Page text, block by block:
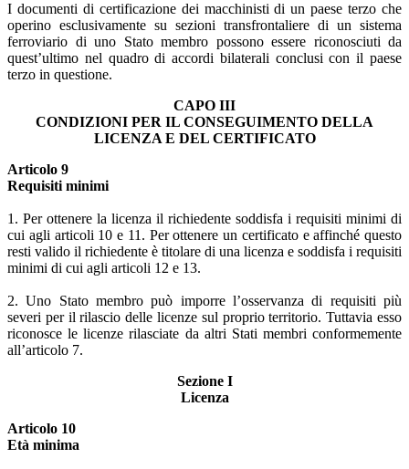
I documenti di certificazione dei macchinisti di un paese terzo che
operino esclusivamente su sezioni transfrontaliere di un sistema
ferroviario di uno Stato membro possono essere riconosciuti da
quest’ultimo nel quadro di accordi bilaterali conclusi con il paese
terzo in questione.
CAPO III
CONDIZIONI PER IL CONSEGUIMENTO DELLA
LICENZA E DEL CERTIFICATO
Articolo 9
Requisiti minimi
1. Per ottenere la licenza il richiedente soddisfa i requisiti minimi di
cui agli articoli 10 e 11. Per ottenere un certificato e affinché questo
resti valido il richiedente è titolare di una licenza e soddisfa i requisiti
minimi di cui agli articoli 12 e 13.
2. Uno Stato membro può imporre l’osservanza di requisiti più
severi per il rilascio delle licenze sul proprio territorio. Tuttavia esso
riconosce le licenze rilasciate da altri Stati membri conformemente
all’articolo 7.
Sezione I
Licenza
Articolo 10
Età minima